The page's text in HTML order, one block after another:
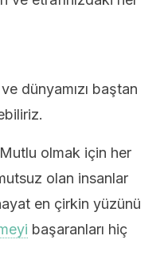
dünyamızı baştan
Mutlu olmak için her
olan insanlar
en çirkin yüzünü
başaranları hiç